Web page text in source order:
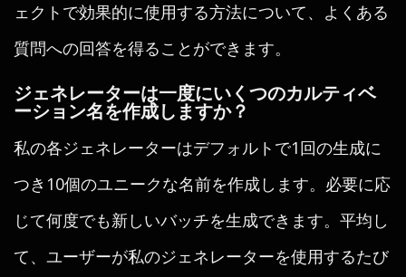
ェクトで効果的に使用する方法について、よくある
質問への回答を得ることができます。
ジェネレーターは一度にいくつのカルティベ
ーション名を作成しますか？
私の各ジェネレーターはデフォルトで1回の生成に
つき10個のユニークな名前を作成します。必要に応
じて何度でも新しいバッチを生成できます。平均し
て、ユーザーが私のジェネレーターを使用するたび